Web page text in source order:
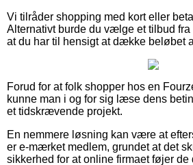
Vi tilråder shopping med kort eller
Alternativt burde du vælge et tilbud
at du har til hensigt at dække beløbet
Forud for at folk shopper hos en
kunne man i og for sig læse dens
et tidskrævende projekt.
En nemmere løsning kan være at
er e-mærket medlem, grundet at det
sikkerhed for at online firmaet føjer de